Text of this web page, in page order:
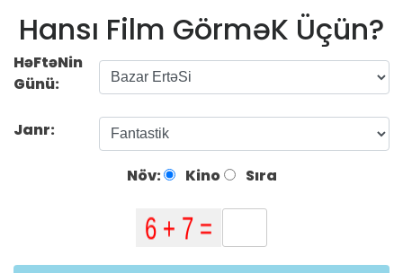
Hansı Film GörməK Üçün?
HəFtəNin
Günü:
Janr:
Növ: Kino Sıra